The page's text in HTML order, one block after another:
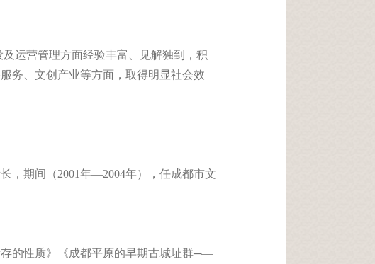
运营管理方面经验丰富、见解独到，积
务、文创产业等方面，取得明显社会效
，期间（2001年—2004年），任成都市文
存的性质》《成都平原的早期古城址群─—